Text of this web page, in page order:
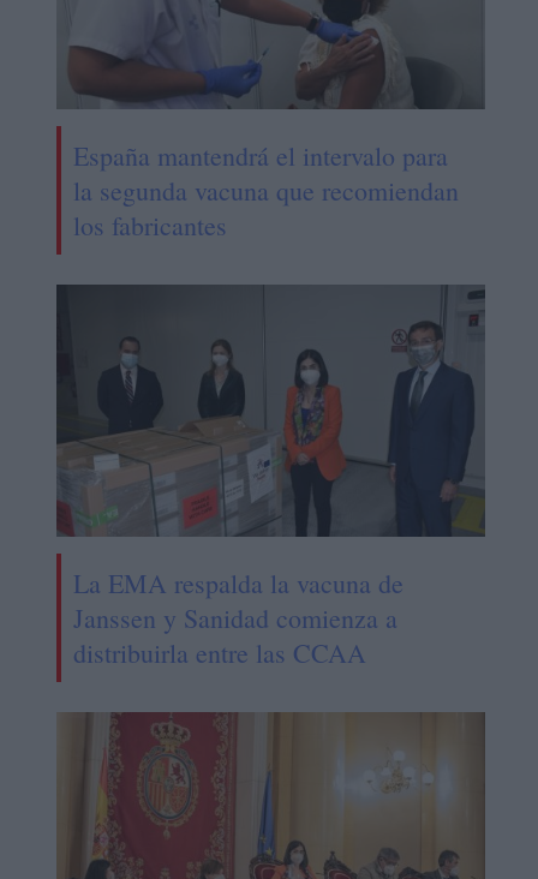
España mantendrá el intervalo para
la segunda vacuna que recomiendan
los fabricantes
La EMA respalda la vacuna de
Janssen y Sanidad comienza a
distribuirla entre las CCAA